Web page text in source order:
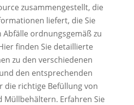
zusammengestellt, die
liefert, die Sie
Abfälle ordnungsgemäß zu
finden Sie detaillierte
zu den verschiedenen
den entsprechenden
die richtige Befüllung von
Müllbehältern. Erfahren Sie